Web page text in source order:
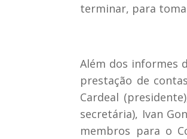
terminar, para
Além dos informes
prestação de
Cardeal
secretária), Ivan
membros para o